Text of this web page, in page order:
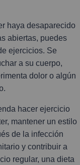
haya desaparecido
abiertas, puedes
ejercicios. Se
a su cuerpo,
dolor o algún
hacer ejercicio
mantener un estilo
de la infección
y contribuir a
regular, una dieta